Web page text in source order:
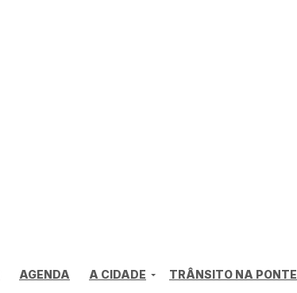
AGENDA A CIDADE TRÂNSITO NA PONTE